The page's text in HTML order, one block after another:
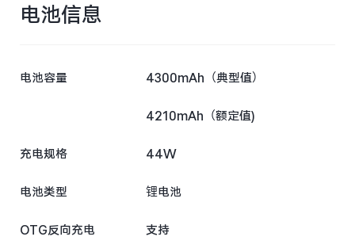
电池信息
电池容量
充电规格
电池类型
OTG反向充电
4300mAh（典型值）
4210mAh（额定值)
44W
锂电池
支持